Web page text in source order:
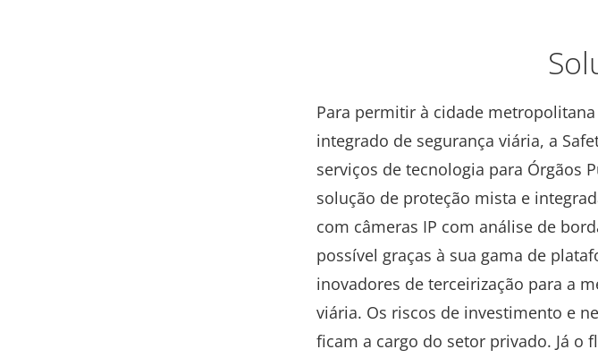
Para permitir à cidade
integrado de segurança viária, a
serviços de tecnologia para Órgãos
solução de proteção mista e
com câmeras IP com análise de
possível graças à sua gama de
inovadores de terceirização para a
viária. Os riscos de investimento e
ficam a cargo do setor privado. Já o